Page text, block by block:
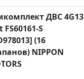
[1]
[1]
[5]
[833]
ДВС 4G13
FS60161-S
(16
NIPPON